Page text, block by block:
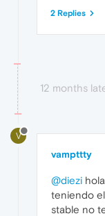
2 Replies
12 months
V
vampttty
@diezi
teniendo
stable no